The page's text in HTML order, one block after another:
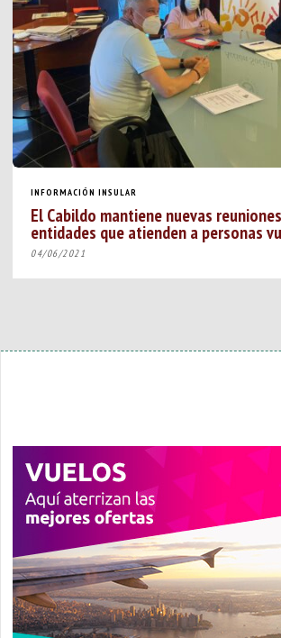
INFORMACIÓN INSULAR
El Cabildo mantiene nuevas
entidades que atienden a personas
04/06/2021